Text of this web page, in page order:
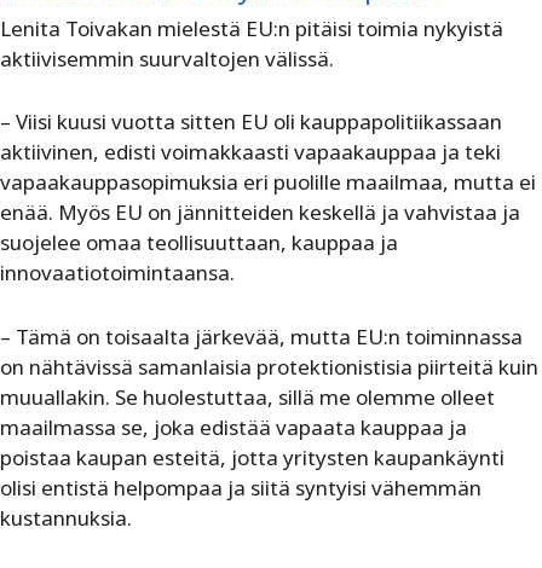
Lenita Toivakan mielestä EU:n pitäisi toimia nykyistä
aktiivisemmin suurvaltojen välissä.
– Viisi kuusi vuotta sitten EU oli kauppapolitiikassaan
aktiivinen, edisti voimakkaasti vapaakauppaa ja teki
vapaakauppasopimuksia eri puolille maailmaa, mutta ei
enää. Myös EU on jännitteiden keskellä ja vahvistaa ja
suojelee omaa teollisuuttaan, kauppaa ja
innovaatiotoimintaansa.
– Tämä on toisaalta järkevää, mutta EU:n toiminnassa
on nähtävissä samanlaisia protektionistisia piirteitä kuin
muuallakin. Se huolestuttaa, sillä me olemme olleet
maailmassa se, joka edistää vapaata kauppaa ja
poistaa kaupan esteitä, jotta yritysten kaupankäynti
olisi entistä helpompaa ja siitä syntyisi vähemmän
kustannuksia.